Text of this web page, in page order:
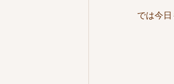
では今日